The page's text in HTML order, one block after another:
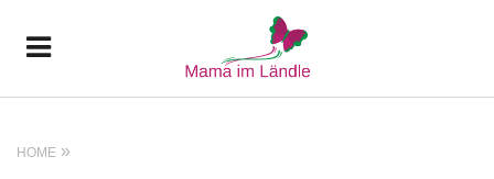
HOME